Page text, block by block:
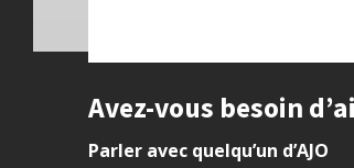
Site footer
Avez-vous besoin
Parler avec quelqu’un d’AJO